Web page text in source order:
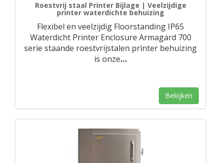
Roestvrij staal Printer Bijlage | Veelzijdige
printer waterdichte behuizing
Flexibel en veelzijdig Floorstanding IP65
Waterdicht Printer Enclosure Armagard 700
serie staande roestvrijstalen printer behuizing
is onze…
Bekijken